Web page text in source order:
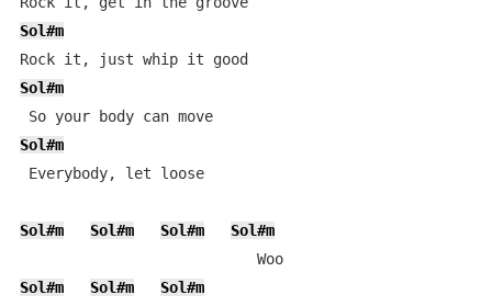
Sol#m
Sol#m
So your body can move
Sol#m
Everybody, let loose
Sol#m Sol#m Sol#m
Sol#m
                           Woo
Sol#m
Sol#m
Sol#m